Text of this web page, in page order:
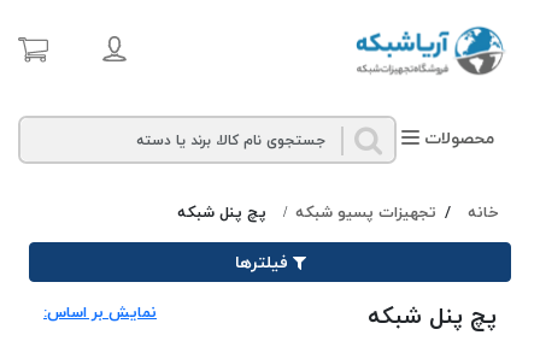
محصولات
خانه / تجهیزات پسیو شبکه / پچ پنل شبکه
فیلترها
پچ پنل شبکه نمایش بر اساس: